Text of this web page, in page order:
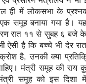
ही में लोकसभा के
एक समूह बनाया गया
रात ११ से सुबह ६
है कि बच्चे भी देर रात
है, उनकी क्या
मंत्री समूह की राय
समूह को इस दिशा